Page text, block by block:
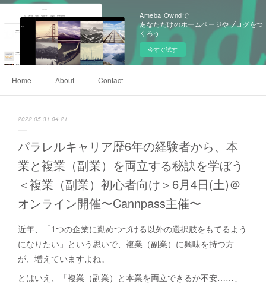
Ameba Owndで
あなただけのホームページやブログをつ
くろう
今すぐ試す
Home About Contact
2022.05.31 04:21
パラレルキャリア歴6年の経験者から、本
業と複業（副業）を両立する秘訣を学ぼう
＜複業（副業）初心者向け＞6月4日(土)＠
オンライン開催〜Cannpass主催〜
近年、「1つの企業に勤めつづける以外の選択肢をもてるよう
になりたい」という思いで、複業（副業）に興味を持つ方
が、増えていますよね。
とはいえ、「複業（副業）と本業を両立できるか不安……」